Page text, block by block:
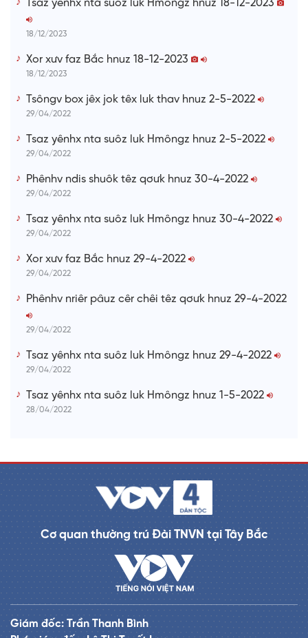
Tsaz yênhx nta suôz luk Hmôngz hnuz 18-12-2023
18/12/2023
Xor xưv faz Bắc hnuz 18-12-2023
18/12/2023
Tsôngv box jêx jok têx luk thav hnuz 2-5-2022
29/04/2022
Tsaz yênhx nta suôz luk Hmôngz hnuz 2-5-2022
29/04/2022
Phênhv ndis shuôk têz qơưk hnuz 30-4-2022
29/04/2022
Tsaz yênhx nta suôz luk Hmôngz hnuz 30-4-2022
29/04/2022
Xor xưv faz Bắc hnuz 29-4-2022
29/04/2022
Phênhv nriêr pâuz cêr chêi têz qơưk hnuz 29-4-2022
29/04/2022
Tsaz yênhx nta suôz luk Hmôngz hnuz 29-4-2022
29/04/2022
Tsaz yênhx nta suôz luk Hmôngz hnuz 1-5-2022
28/04/2022
Cơ quan thường trú Đài TNVN tại Tây Bắc
Giám đốc: Trần Thanh Bình